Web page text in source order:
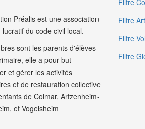
Préalis est une association
du code civil local.
sont les parents d'élèves
elle a pour but
et gérer les activités
et de restauration collective
de Colmar, Artzenheim-
et Vogelsheim
Filtre
Filtre
Filtre
Filtre